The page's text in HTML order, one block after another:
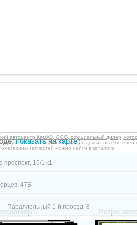
показать на карте:
проспект, 15/1 к1
47Б
Параллельный 1-й проезд, 8
автоцентр КамАЗ, ООО, официальный дилер,
быть очень полезным для других
запчастей можно найти в каталоге.
Ретро